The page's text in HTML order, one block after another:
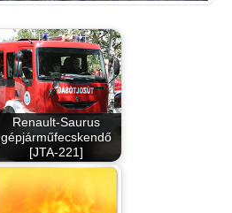
Renault-Saurus
gépjárműfecskendő
[JTA-221]